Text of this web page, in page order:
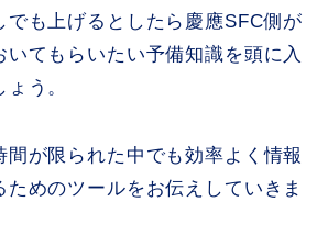
でも上げるとしたら慶應SFC側が
いてもらいたい予備知識を頭に入
う。
間が限られた中でも効率よく情報
ためのツールをお伝えしていきま